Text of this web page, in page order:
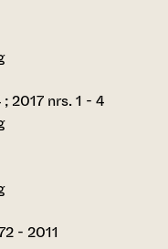
2017 nrs. 1 - 4
- 2011